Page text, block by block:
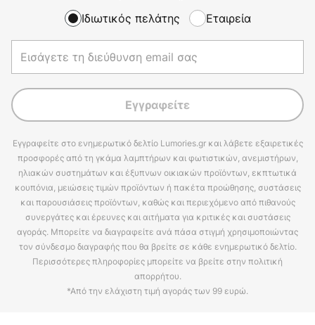
Ιδιωτικός πελάτης Εταιρεία
Εγγραφείτε
Εγγραφείτε στο ενημερωτικό δελτίο Lumories.gr και λάβετε εξαιρετικές
προσφορές από τη γκάμα λαμπτήρων και φωτιστικών, ανεμιστήρων,
ηλιακών συστημάτων και έξυπνων οικιακών προϊόντων, εκπτωτικά
κουπόνια, μειώσεις τιμών προϊόντων ή πακέτα προώθησης, συστάσεις
και παρουσιάσεις προϊόντων, καθώς και περιεχόμενο από πιθανούς
συνεργάτες και έρευνες και αιτήματα για κριτικές και συστάσεις
αγοράς. Μπορείτε να διαγραφείτε ανά πάσα στιγμή χρησιμοποιώντας
τον σύνδεσμο διαγραφής που θα βρείτε σε κάθε ενημερωτικό δελτίο.
Περισσότερες πληροφορίες μπορείτε να βρείτε στην πολιτική
απορρήτου.
*Από την ελάχιστη τιμή αγοράς των 99 ευρώ.